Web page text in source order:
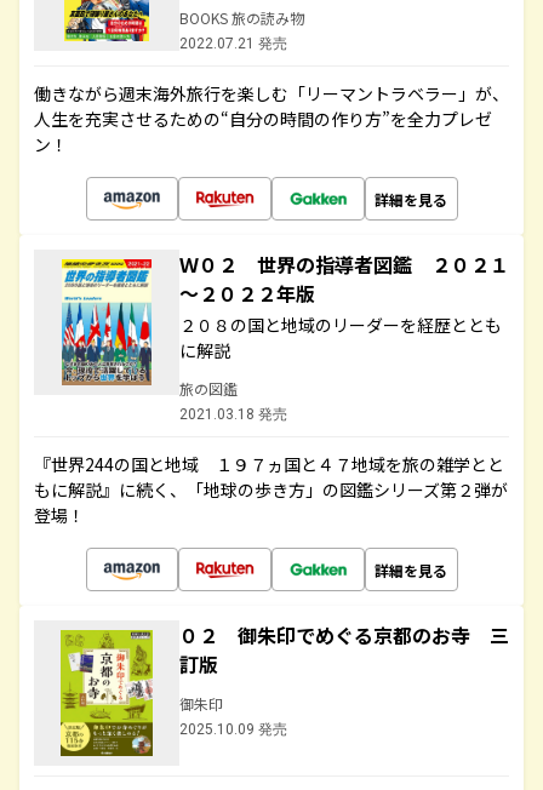
BOOKS 旅の読み物
2022.07.21 発売
働きながら週末海外旅行を楽しむ「リーマントラベラー」が、
人生を充実させるための“自分の時間の作り方”を全力プレゼ
ン！
詳細を見る
Ｗ０２ 世界の指導者図鑑 ２０２１
～２０２２年版
２０８の国と地域のリーダーを経歴ととも
に解説
旅の図鑑
2021.03.18 発売
『世界244の国と地域 １９７ヵ国と４７地域を旅の雑学とと
もに解説』に続く、「地球の歩き方」の図鑑シリーズ第２弾が
登場！
詳細を見る
０２ 御朱印でめぐる京都のお寺 三
訂版
御朱印
2025.10.09 発売